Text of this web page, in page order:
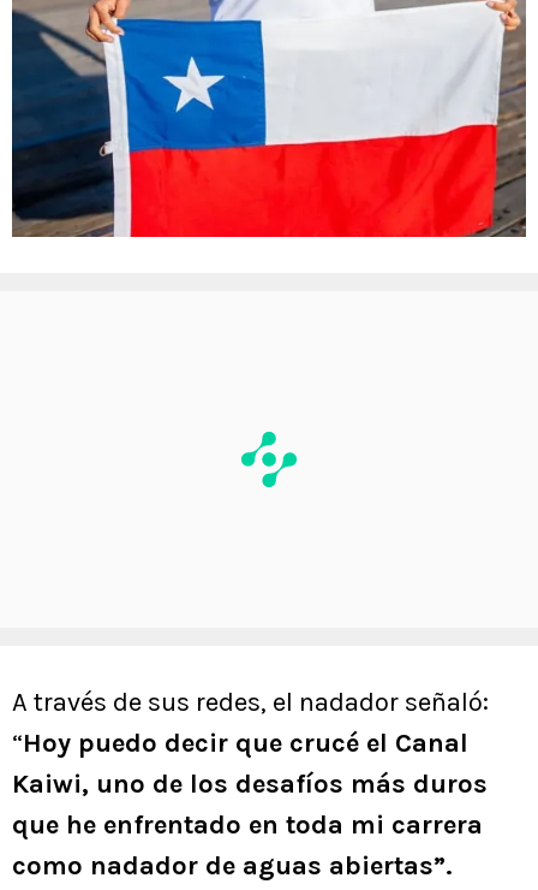
A través de sus redes, el nadador señaló:
“Hoy puedo decir que crucé el Canal
Kaiwi, uno de los desafíos más duros
que he enfrentado en toda mi carrera
como nadador de aguas abiertas”.